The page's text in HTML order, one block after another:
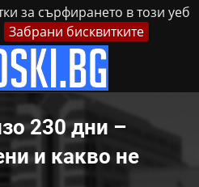
за сърфирането в този уеб
Забрани бисквитките
Реклама Контакти
230 дни –
и какво не